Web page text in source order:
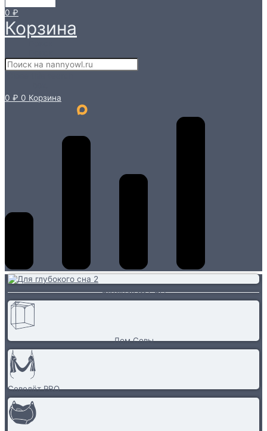
0 ₽
Корзина
0 ₽ 0 Корзина
Ветеранам СВО
Дом Совы
Соволёт PRO